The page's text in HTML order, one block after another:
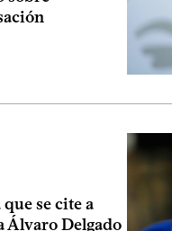
se cite a
Álvaro Delgado